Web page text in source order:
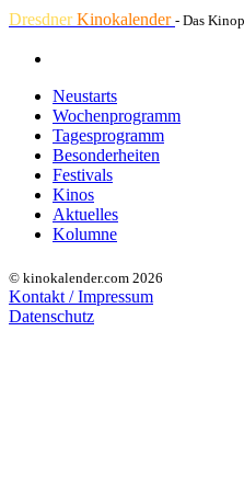
DresdnerKinokalender - Das
Neustarts
Wochenprogramm
Tagesprogramm
Besonderheiten
Festivals
Kinos
Aktuelles
Kolumne
© kinokalender.com 2026
Kontakt / Impressum
Datenschutz